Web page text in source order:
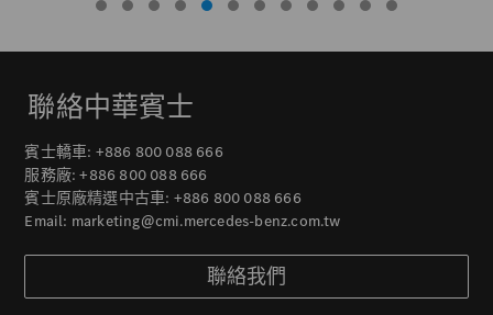
聯絡中華賓士
賓士轎車: +886 800 088 666
服務廠:+886 800 088 666
賓士原廠精選中古車: +886 800 088 666
Email: marketing@cmi.mercedes-benz.com.tw
聯絡我們